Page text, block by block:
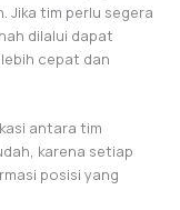
Jika tim perlu segera
dilalui dapat
cepat dan
antara tim
karena setiap
posisi yang